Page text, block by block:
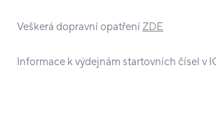
Veškerá dopravní opatřeníZDE
Informace k výdejnám startovních čísel v